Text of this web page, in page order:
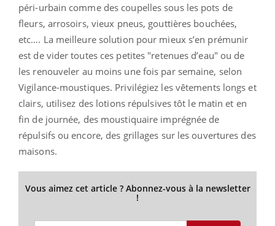
péri-urbain comme des coupelles sous les pots de
fleurs, arrosoirs, vieux pneus, gouttières bouchées,
etc…. La meilleure solution pour mieux s’en prémunir
est de vider toutes ces petites "retenues d’eau" ou de
les renouveler au moins une fois par semaine, selon
Vigilance-moustiques. Privilégiez les vêtements longs et
clairs, utilisez des lotions répulsives tôt le matin et en
fin de journée, des moustiquaire imprégnée de
répulsifs ou encore, des grillages sur les ouvertures des
maisons.
Vous aimez cet article ? Abonnez-vous à la newsletter
!